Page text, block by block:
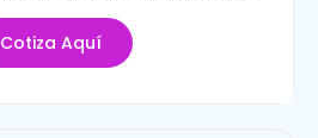
Cotiza Aquí